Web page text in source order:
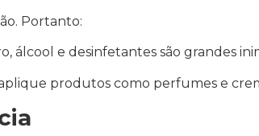
Portanto:
álcool e desinfetantes são grandes
produtos como perfumes e